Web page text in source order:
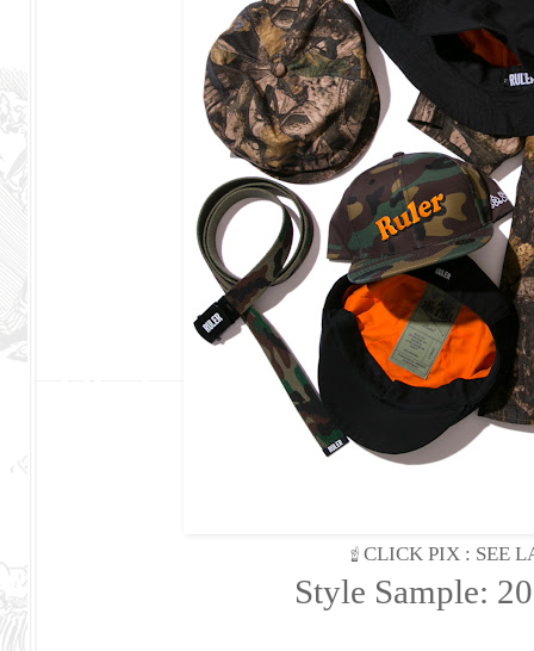
☝ CLICK PIX : SEE
Style Sample: